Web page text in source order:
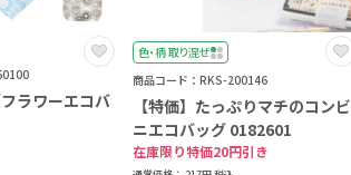
ラワーエコバ
色・柄 取り混ぜ
商品コード：RKS-200146
【特価】たっぷりマチのコンビ
ニエコバッグ 0182601
在庫限り特価20円引き